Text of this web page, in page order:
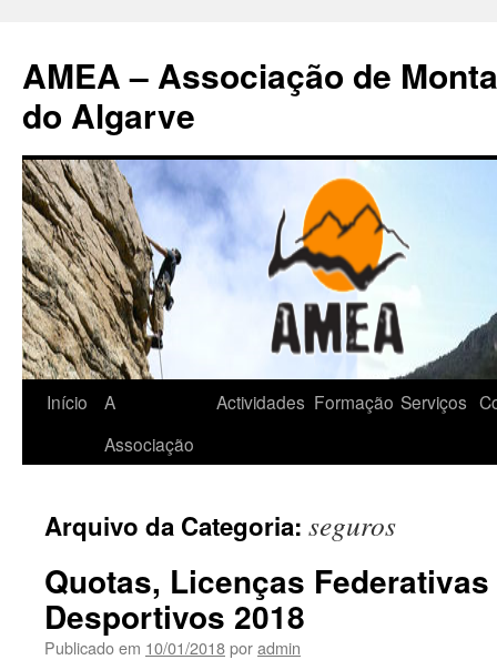
AMEA – Associação de
do Algarve
Saltar
conteúdo
Início
A
Associação
Actividades Formação Serviços
Arquivo da Categoria: seguros
Quotas, Licenças
Desportivos 2018
Publicado em 10/01/2018poradmin